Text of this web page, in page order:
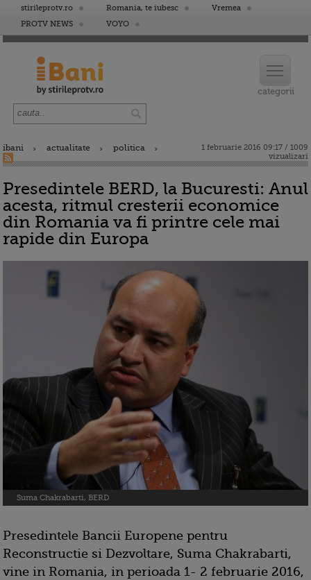
stirileprotv.ro Romania, te iubesc
Vremea
PROTV NEWS
VOYO
ibani actualitate politica
1 februarie 2016 09:17 / 1009
vizualizari
Presedintele BERD, la Bucuresti: Anul
acesta, ritmul cresterii economice
din Romania va fi printre cele mai
rapide din Europa
Suma Chakrabarti, BERD
Presedintele Bancii Europene pentru
Reconstructie si Dezvoltare, Suma Chakrabarti,
vine in Romania, in perioada 1- 2 februarie 2016,